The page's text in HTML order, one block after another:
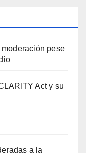
pese
Act y su
a la